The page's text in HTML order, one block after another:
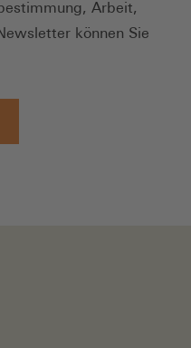
Arbeit,
können Sie